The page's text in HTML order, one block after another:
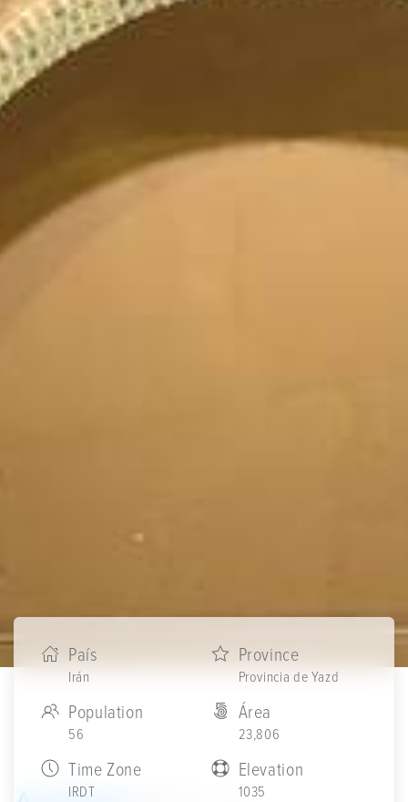
País
Irán
Province
Provincia de Yazd
Population
56
Área
23,806
Time Zone
IRDT
Elevation
1035